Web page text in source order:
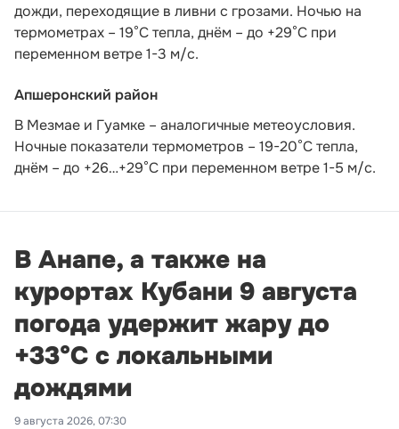
дожди, переходящие в ливни с грозами. Ночью на
термометрах – 19°C тепла, днём – до +29°C при
переменном ветре 1-3 м/с.
Апшеронский район
В Мезмае и Гуамке – аналогичные метеоусловия.
Ночные показатели термометров – 19-20°С тепла,
днём – до +26…+29°С при переменном ветре 1-5 м/с.
В Анапе, а также на
курортах Кубани 9 августа
погода удержит жару до
+33°С с локальными
дождями
9 августа 2026, 07:30